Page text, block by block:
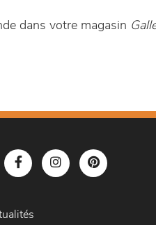
dans votre magasin